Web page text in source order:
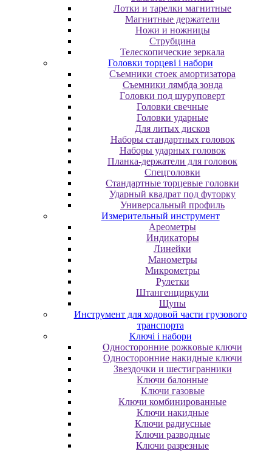
Лотки и тарелки магнитные
Магнитные держатели
Ножи и ножницы
Струбцина
Телескопические зеркала
Головки торцеві і набори
Cъeмники cтoeк aмopтизaтopa
Cъeмники лямбдa зoндa
Гoлoвки пoд шуpупoвepт
Головки свечные
Головки ударные
Для литых дисков
Наборы стандартных головок
Наборы ударных головок
Планка-держатели для головок
Спецголовки
Стандартные торцевые головки
Ударный квадрат под футорку
Универсальный профиль
Измерительный инструмент
Ареометры
Индикаторы
Линейки
Манометры
Микрометры
Рулетки
Штангенциркули
Щупы
Инструмент для ходовой части грузового
транспорта
Ключі і набори
Oднocтopoнниe poжкoвыe ключи
Oднocтopoнниe нaкидныe ключи
Звездочки и шестигранники
Ключи балонные
Ключи газовые
Ключи комбинированные
Ключи накидные
Ключи радиусные
Ключи разводные
Ключи разрезные